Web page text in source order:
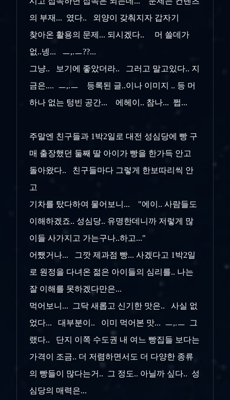
의 부재... 였다.. 외양이 갖춰지자 갑자기
찾아온 활용의 문제... 되시겠다.. 머 쓸데가
없..넹... ㅡ,.ㅡ??...
그냥.. 보기에 좋았더라.. 그러고 말고있다.. 지
금은.... ㅡ,.ㅡ 등록된 글..이나 이미지 .. 등 머
하나 없는 텅빈 공간... 에헤이.. 참나... 쩝...
주말엔 친구들과 1박2일로 대전 성심당에 빵 구
매 출장했던 둘째 딸 아이가 빵을 한가득 안고
돌아왔다.. 친구들마다 그렇게 한보따리씩 안
고
기차를 탔다하여 물어보니... "에이.. 사람들도
이해하겠죠.. 성심당.. 유명한데니까 저렇게 많
이들 사가지고 가는구나..하고..."
어쨌거나... 그깟 제과점 빵... 사겠다고 1박2일
로 원정을 다녀온 젊은 아이들의 심리를.. 나는
잘 이해를 못하겠다만은...
먹어보니... 그닥 새롭고 신기한 맛은.. 사실 없
었다... 대부분이.. 이미 먹어본 맛... ㅡ,.ㅡ 그
랬다.. 단지 이쪽 수도권 내 여느 빵집들 보다는
가격이 조금.. 더 저렴하면서도 더 다양한 종류
의 빵들이 많다는거.. 그 정도.. 아닐까 싶다.. 성
심당의 매력은...